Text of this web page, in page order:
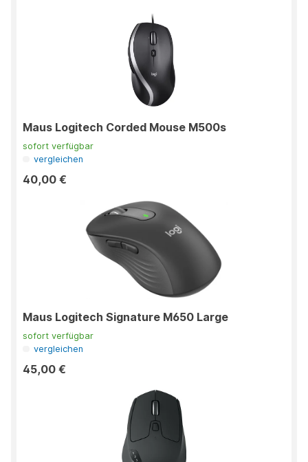
Maus Logitech Corded Mouse M500s
sofort verfügbar
vergleichen
40,00 €
Maus Logitech Signature M650 Large
sofort verfügbar
vergleichen
45,00 €